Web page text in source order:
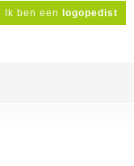
Ik ben een logopedist